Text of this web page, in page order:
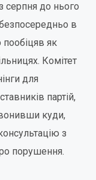
серпня до нього
в
як
Комітет
для
партій,
куди,
з
порушення.